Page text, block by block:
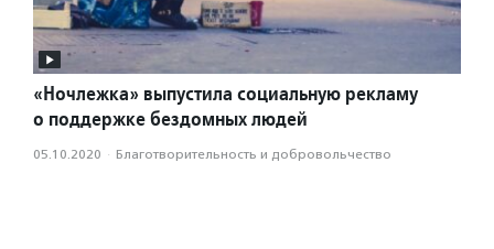
«Ночлежка» выпустила социальную рекламу
о поддержке бездомных людей
05.10.2020 · Благотвори­тель­ность и доброволь­чест­во